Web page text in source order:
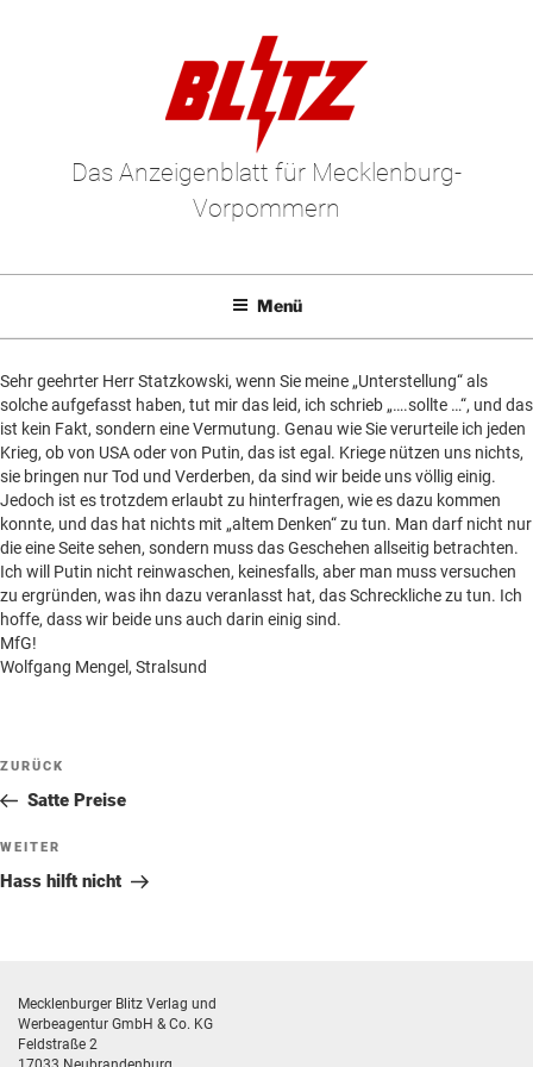
Das Anzeigenblatt für Mecklenburg-
Vorpommern
Menü
E-Paper
Kleinanzeigen
Leserbriefe
Beilagen online
Kontakt
Sehr geehrter Herr Statzkowski, wenn Sie meine „Unterstellung“ als
solche aufgefasst haben, tut mir das leid, ich schrieb „….sollte …“, und das
ist kein Fakt, sondern eine Vermutung. Genau wie Sie verurteile ich jeden
Krieg, ob von USA oder von Putin, das ist egal. Kriege nützen uns nichts,
sie bringen nur Tod und Verderben, da sind wir beide uns völlig einig.
Jedoch ist es trotzdem erlaubt zu hinterfragen, wie es dazu kommen
konnte, und das hat nichts mit „altem Denken“ zu tun. Man darf nicht nur
die eine Seite sehen, sondern muss das Geschehen allseitig betrachten.
Ich will Putin nicht reinwaschen, keinesfalls, aber man muss versuchen
zu ergründen, was ihn dazu veranlasst hat, das Schreckliche zu tun. Ich
hoffe, dass wir beide uns auch darin einig sind.
MfG!
Wolfgang Mengel, Stralsund
Beitragsnavigation
Vorheriger
Beitrag
ZURÜCK
Satte Preise
Nächster
Beitrag
WEITER
Hass hilft nicht
Mecklenburger Blitz Verlag und
Werbeagentur GmbH & Co. KG
Feldstraße 2